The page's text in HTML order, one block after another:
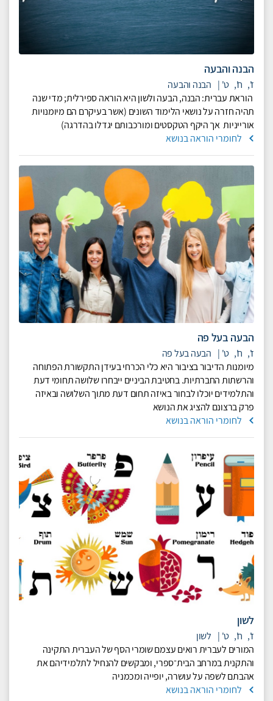
הבנה והבעה
ז', ח', ט' | הבנה והבעה
הוראת עברית: הבנה, הבעה ולשון היא הוראה ספירלית; מדי שנה
תהיה חזרה על נושאי הלימוד השונים (אשר בעיקרם הם מיומנויות
אורייניות אך היקף הטקסטים ומורכבותם יגדלו בהדרגה)
לחומרי הוראה בנושא
הבעה בעל פה
ז', ח', ט' | הבעה בעל פה
מיומנות הדיבור בציבור היא כלי הכרחי בעידן התקשורת הפתוחה
והרשתות החברתיות. בחטיבת הביניים ייבחרו שלושה תחומי דעת
והתלמידים יוכלו לבחור באיזה תחום דעת מתוך השלושה ובאיזה
פרק ברצונם להציג את הנושא
לחומרי הוראה בנושא
לשון
ז', ח', ט' | לשון
המורים לעברית רואים עצמם שומרי הסף של העברית התקינה
והתקנית במרחב הבית־ספרי, ומבקשים להנחיל לתלמידיהם את
אהבתם לשפה על עושרה, יופייה ומכמניה
לחומרי הוראה בנושא